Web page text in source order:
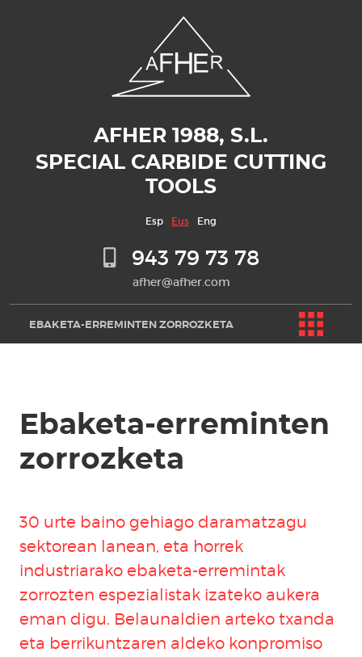
AFHER 1988, S.L.
SPECIAL CARBIDE CUTTING
TOOLS
Esp Eus Eng
943 79 73 78
afher@afher.com
EBAKETA-ERREMINTEN ZORROZKETA
Ebaketa-erreminten
zorrozketa
30 urte baino gehiago daramatzagu
sektorean lanean, eta horrek
industriarako ebaketa-erremintak
zorrozten espezialistak izateko aukera
eman digu. Belaunaldien arteko txanda
eta berrikuntzaren aldeko konpromiso